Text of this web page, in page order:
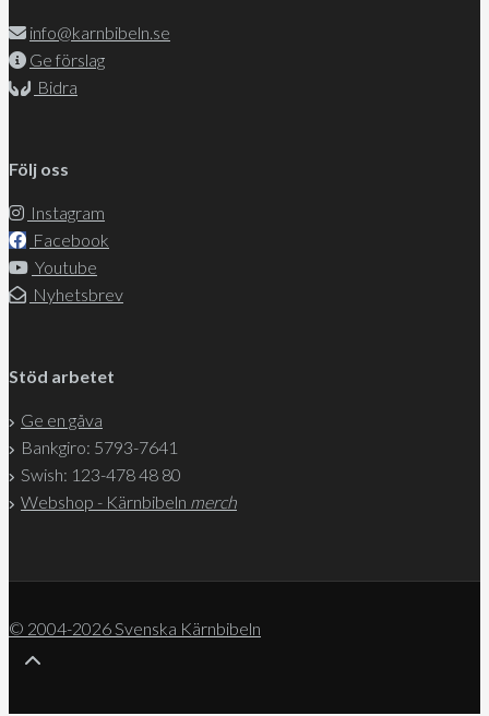
info@karnbibeln.se
Ge förslag
Bidra
Följ oss
Instagram
Facebook
Youtube
Nyhetsbrev
Stöd arbetet
Ge en gåva
Bankgiro: 5793-7641
Swish: 123-478 48 80
Webshop - Kärnbibeln merch
© 2004-2026 Svenska Kärnbibeln